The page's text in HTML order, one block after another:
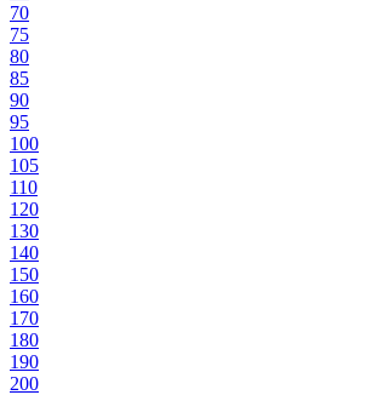
70
75
80
85
90
95
100
105
110
120
130
140
150
160
170
180
190
200